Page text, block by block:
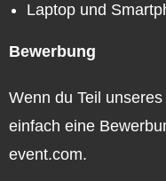
Laptop und
Bewerbung
Wenn du Teil
einfach eine
event.com.